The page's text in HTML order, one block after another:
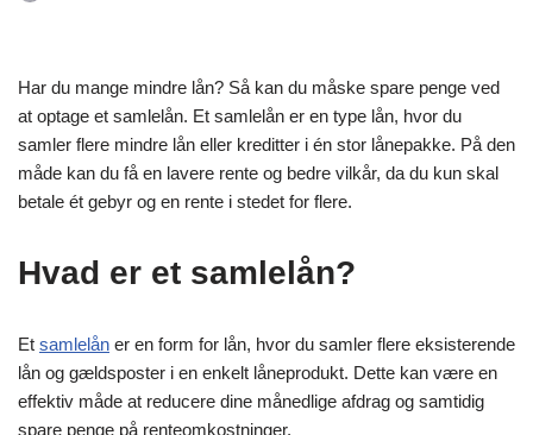
Har du mange mindre lån? Så kan du måske spare penge ved
at optage et samlelån. Et samlelån er en type lån, hvor du
samler flere mindre lån eller kreditter i én stor lånepakke. På den
måde kan du få en lavere rente og bedre vilkår, da du kun skal
betale ét gebyr og en rente i stedet for flere.
Hvad er et samlelån?
Et samlelån er en form for lån, hvor du samler flere eksisterende
lån og gældsposter i en enkelt låneprodukt. Dette kan være en
effektiv måde at reducere dine månedlige afdrag og samtidig
spare penge på renteomkostninger.